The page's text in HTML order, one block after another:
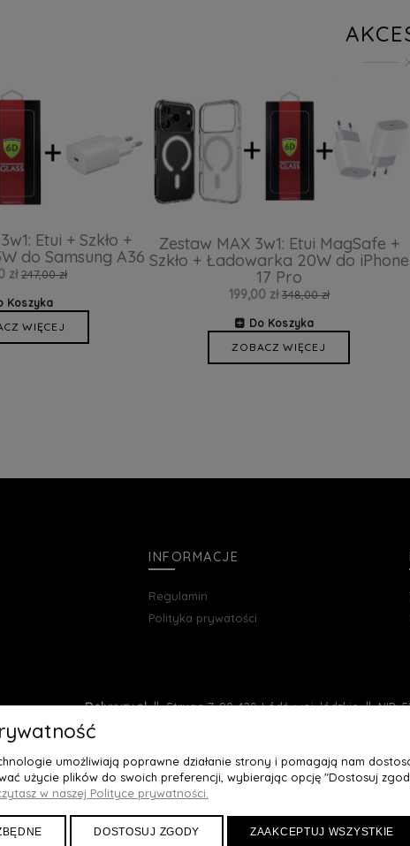
Etui + Szkło +
do Samsung A36
zł 247,00 zł
Koszyka
WIĘCEJ
Zestaw MAX 3w1: Etui MagSafe +
Szkło + Ładowarka 20W do iPhone
17 Pro
199,00 zł 348,00 zł
Do Koszyka
ZOBACZ WIĘCEJ
INFORMACJE
Regulamin
Polityka prywatości
Deluxury.pl|| Struga 7, 90-420 Łódź, woj. łódzkie || NIP:
MaxsoteRocoto
umożliwiają poprawne działanie strony i pomagają nam
użycie plików do swoich preferencji, wybierając opcję "Dostosuj
w naszej Polityce prywatności.
DOSTOSUJ ZGODY ZAAKCEPTUJ WSZYSTKIE